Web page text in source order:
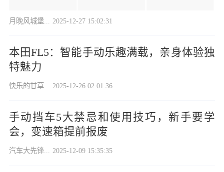
月晚风城堡... 2025-12-27 15:02:31
本田FL5：智能手动乐趣满载，亲身体验独
特魅力
快乐的甘草... 2025-12-26 02:01:36
手动挡车5大禁忌和使用技巧，新手要学
会，变速箱提前报废
汽车大先锋... 2025-12-09 15:35:35